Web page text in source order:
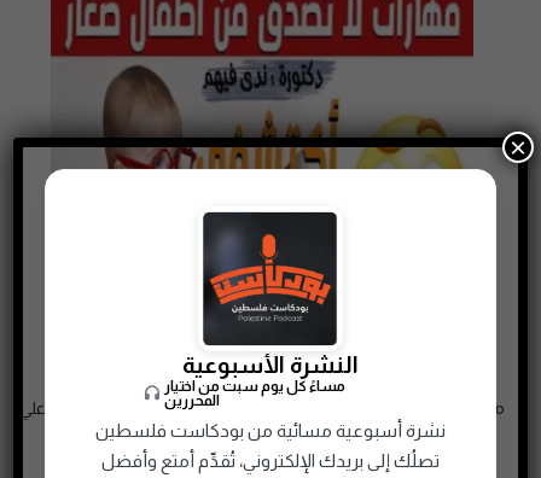
مهارات لا تصدق من أطفال صغار 😮 و طفلك يمتلك واحدة منها علي
الاقل 🧑‍🎨💪
النشرة الأسبوعية
مساءً كل يوم سبت من اختيار
المحررين
نشرة أسبوعية مسائية من بودكاست فلسطين
تصلُك إلى بريدك الإلكتروني، تُقدِّم أمتع وأفضل
×